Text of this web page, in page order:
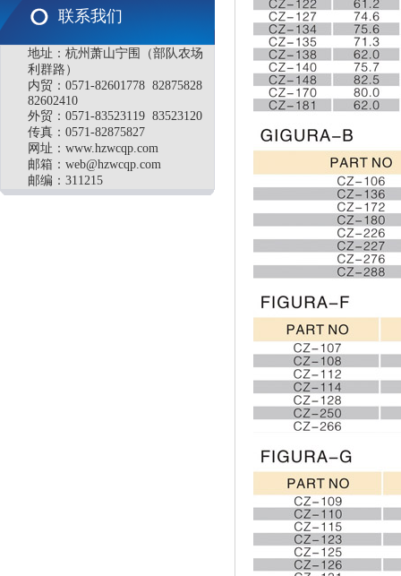
联系我们
地址：杭州萧山宁围（部队农场
利群路）
内贸：0571-82601778 82875828
82602410
外贸：0571-83523119 83523120
传真：0571-82875827
网址：www.hzwcqp.com
邮箱： web@hzwcqp.com
邮编：311215